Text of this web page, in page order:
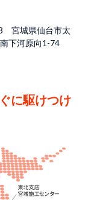
宮城県仙台市太
下河原向1-74
に駆けつけ